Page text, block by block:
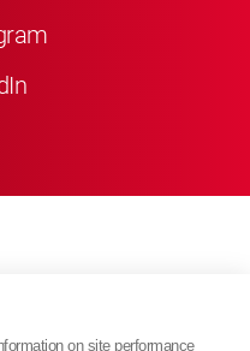
on site performance